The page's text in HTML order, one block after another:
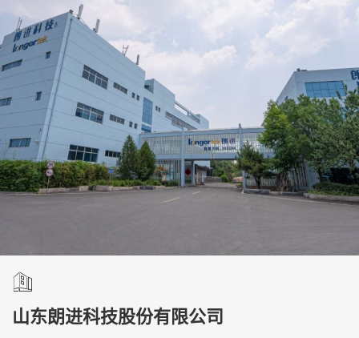
山东朗进科技股份有限公司